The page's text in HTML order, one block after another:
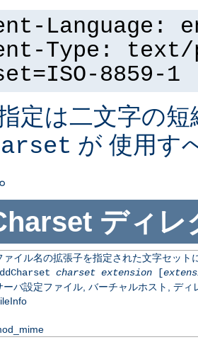
Language:
Type:
8859-1
定は二文字の
が 使用す
ディレ
ァイル名の拡張子を指定された文字セット
charset extension[
ーバ設定ファイル, バーチャルホスト, ディ